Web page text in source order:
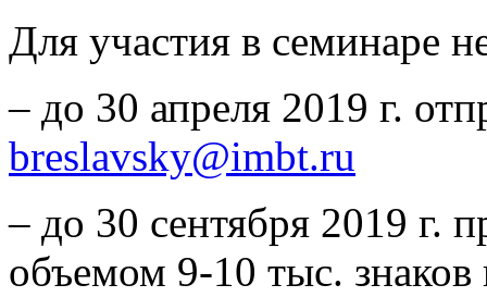
Для участия в семинаре
– до 30 апреля 2019 г.
breslavsky@imbt.ru
– до 30 сентября 2019 г.
объемом 9-10 тыс.